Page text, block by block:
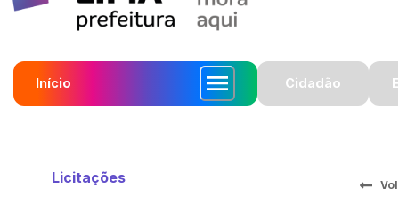
Início Cidadão
Licitações